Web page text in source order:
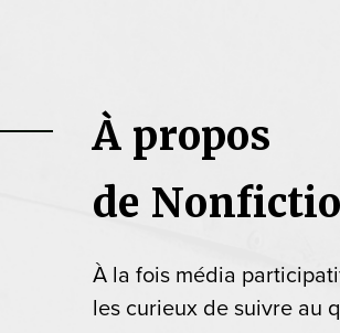
À propos
de
À la fois média
les curieux de suivre au